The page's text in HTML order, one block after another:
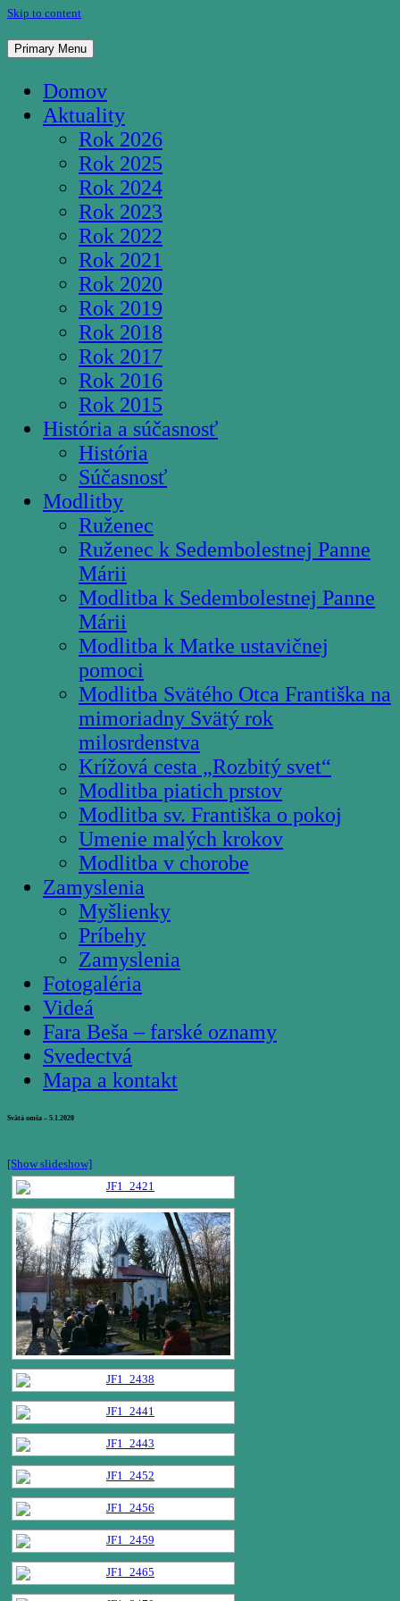
Skip to content
Pútnické miesto Studnička Pozba
Primary Menu
Domov
Aktuality
Rok 2026
Rok 2025
Rok 2024
Rok 2023
Rok 2022
Rok 2021
Rok 2020
Rok 2019
Rok 2018
Rok 2017
Rok 2016
Rok 2015
História a súčasnosť
História
Súčasnosť
Modlitby
Ruženec
Ruženec k Sedembolestnej Panne
Márii
Modlitba k Sedembolestnej Panne
Márii
Modlitba k Matke ustavičnej
pomoci
Modlitba Svätého Otca Františka na
mimoriadny Svätý rok
milosrdenstva
Krížová cesta „Rozbitý svet“
Modlitba piatich prstov
Modlitba sv. Františka o pokoj
Umenie malých krokov
Modlitba v chorobe
Zamyslenia
Myšlienky
Príbehy
Zamyslenia
Fotogaléria
Videá
Fara Beša – farské oznamy
Svedectvá
Mapa a kontakt
Svätá omša – 5.1.2020
[Show slideshow]